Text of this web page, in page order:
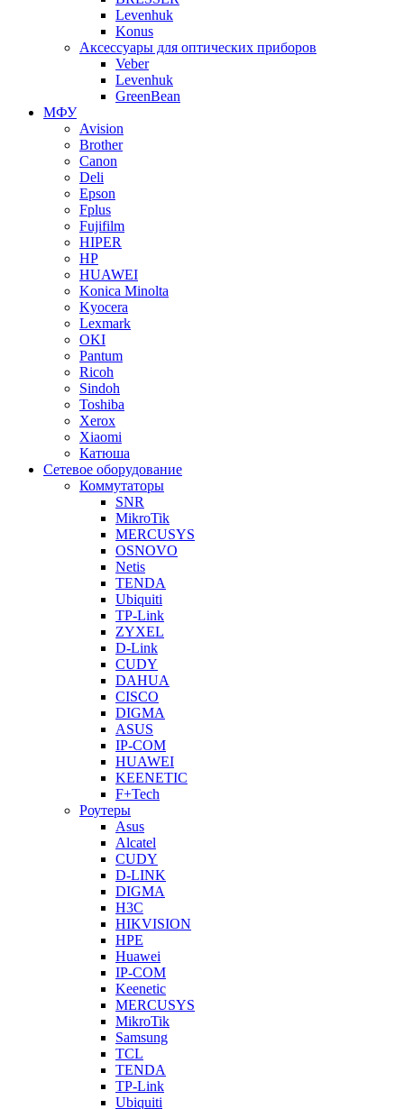
Levenhuk
Konus
Аксессуары для оптических приборов
Veber
Levenhuk
GreenBean
МФУ
Avision
Brother
Canon
Deli
Epson
Fplus
Fujifilm
HIPER
HP
HUAWEI
Konica Minolta
Kyocera
Lexmark
OKI
Pantum
Ricoh
Sindoh
Toshiba
Xerox
Xiaomi
Катюша
Сетевое оборудование
Коммутаторы
SNR
MikroTik
MERCUSYS
OSNOVO
Netis
TENDA
Ubiquiti
TP-Link
ZYXEL
D-Link
CUDY
DAHUA
CISCO
DIGMA
ASUS
IP-COM
HUAWEI
KEENETIC
F+Tech
Роутеры
Asus
Alcatel
CUDY
D-LINK
DIGMA
H3C
HIKVISION
HPE
Huawei
IP-COM
Keenetic
MERCUSYS
MikroTik
Samsung
TCL
TENDA
TP-Link
Ubiquiti